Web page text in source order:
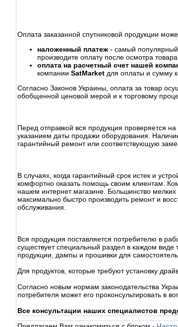
Оплата заказанной спутниковой продукции
наложенный платеж - самый популярный
производите оплату после осмотра
оплата на расчетный счет нашей
компании SatMarket для оплаты и сумму
Согласно Законов Украины, оплата за товар
обобщенной ценовой мерой и к торговому
Перед отправкой вся продукция проверяется
указанием даты продажи оборудования.
гарантийный ремонт или соответствующую
В случаях, когда гарантийный срок истек и
комфортно оказать помощь своим клиентам.
нашем интернет магазине. Большинство
максимально быстро производить ремонт и
обслуживания.
Вся продукция поставляется потребителю в
существует специальный раздел в каждом виде
продукции, дампы и прошивки для
Для продуктов, которые требуют установку
Согласно новым нормам законодательства
потребителя может его проконсультировать в
Все консультации наших специалистов